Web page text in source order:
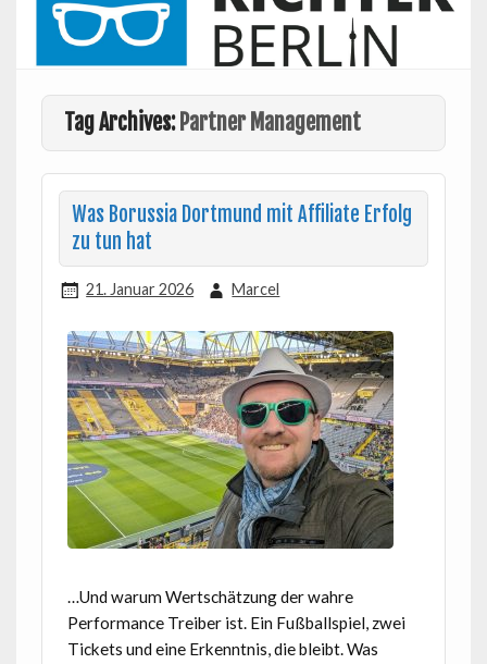
Tag Archives: Partner Management
Was Borussia Dortmund mit Affiliate Erfolg
zu tun hat
21. Januar 2026 Marcel
…Und warum Wertschätzung der wahre
Performance Treiber ist. Ein Fußballspiel, zwei
Tickets und eine Erkenntnis, die bleibt. Was